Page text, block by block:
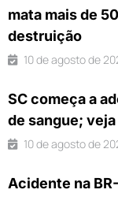
mata mais de
destruição
10 de agosto de
SC começa a
de sangue;
10 de agosto de
Acidente na